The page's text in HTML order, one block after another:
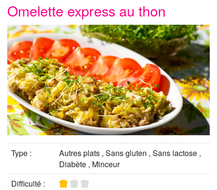
Omelette express au thon
Type :
Autres plats , Sans gluten , Sans lactose ,
Diabète , Minceur
Difficulté :